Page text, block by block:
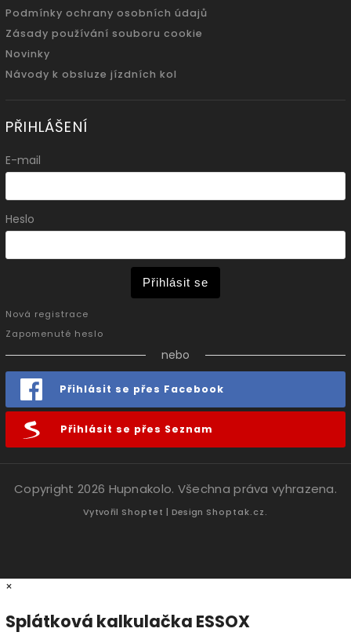
Podmínky ochrany osobních údajů
Zásady používání souboru cookie
Novinky
Návody k obsluze jízdních kol
PŘIHLÁŠENÍ
E-mail
Heslo
Přihlásit se
Nová registrace
Zapomenuté heslo
nebo
Přihlásit se přes Facebook
Přihlásit se přes Seznam
Copyright 2026 Hupnakolo. Všechna práva vyhrazena.
Vytvořil Shoptet | Design Shoptak.cz.
×
Splátková kalkulačka ESSOX